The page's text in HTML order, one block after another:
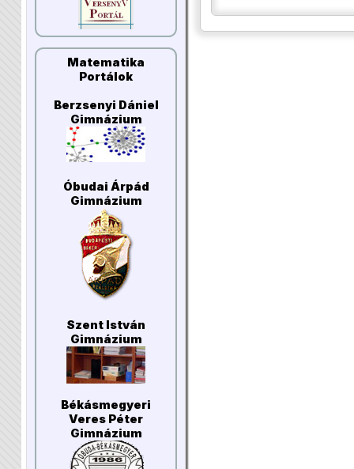
Matematika
Portálok
Berzsenyi Dániel
Gimnázium
Óbudai Árpád
Gimnázium
Szent István
Gimnázium
Békásmegyeri
Veres Péter
Gimnázium